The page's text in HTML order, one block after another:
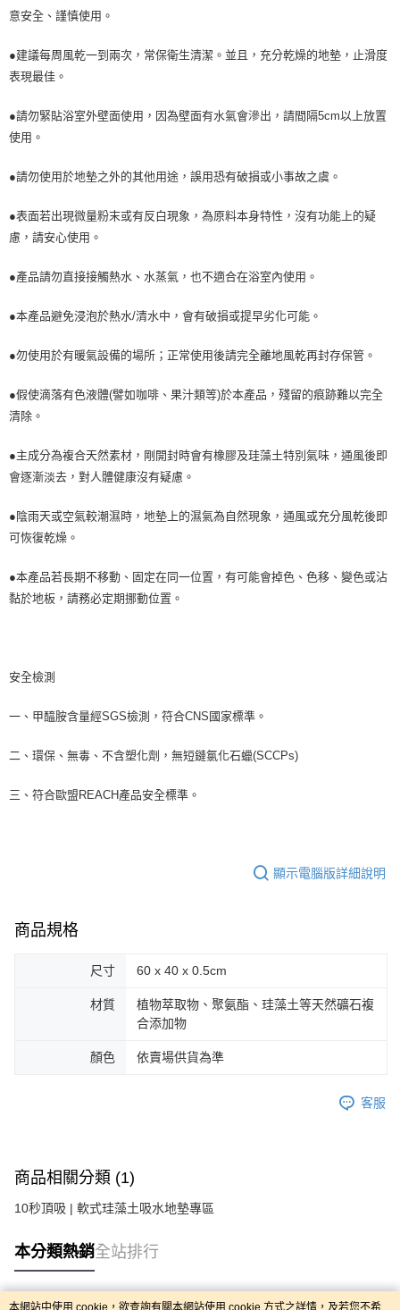
意安全、謹慎使用。
●建議每周風乾一到兩次，常保衛生清潔。並且，充分乾燥的地墊，止滑度
表現最佳。
●請勿緊貼浴室外壁面使用，因為壁面有水氣會滲出，請間隔5cm以上放置
使用。
●請勿使用於地墊之外的其他用途，誤用恐有破損或小事故之虞。
●表面若出現微量粉末或有反白現象，為原料本身特性，沒有功能上的疑
慮，請安心使用。
●產品請勿直接接觸熱水、水蒸氣，也不適合在浴室內使用。
●本產品避免浸泡於熱水/清水中，會有破損或提早劣化可能。
●勿使用於有暖氣設備的場所；正常使用後請完全離地風乾再封存保管。
●假使滴落有色液體(譬如咖啡、果汁類等)於本產品，殘留的痕跡難以完全
清除。
●主成分為複合天然素材，剛開封時會有橡膠及珪藻土特別氣味，通風後即
會逐漸淡去，對人體健康沒有疑慮。
●陰雨天或空氣較潮濕時，地墊上的濕氣為自然現象，通風或充分風乾後即
可恢復乾燥。
●本產品若長期不移動、固定在同一位置，有可能會掉色、色移、變色或沾
黏於地板，請務必定期挪動位置。
安全檢測
一、甲醯胺含量經SGS檢測，符合CNS國家標準。
二、環保、無毒、不含塑化劑，無短鏈氯化石蠟(SCCPs)
三、符合歐盟REACH產品安全標準。
顯示電腦版詳細說明
商品規格
尺寸 60 x 40 x 0.5cm
材質
植物萃取物、聚氨酯、珪藻土等天然礦石複
合添加物
顏色 依賣場供貨為準
客服
商品相關分類 (1)
10秒頂吸 | 軟式珪藻土吸水地墊專區
本分類熱銷全站排行
本網站中使用 cookie，欲查詢有關本網站使用 cookie 方式之詳情，及若您不希